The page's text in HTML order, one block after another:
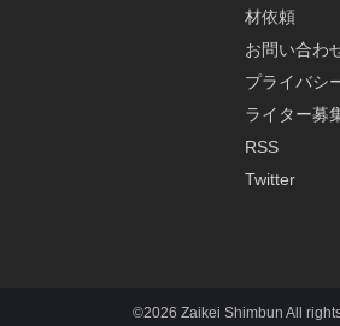
材依頼
お問い合わ
プライバシ
ライター募
RSS
Twitter
©2026 Zaikei Shimbun All